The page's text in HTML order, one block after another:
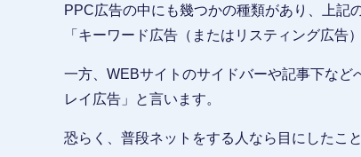
PPC広告の中にも幾つかの種類があり、上記
「キーワード広告（またはリスティング広告
一方、WEBサイトのサイドバーや記事下な
レイ広告」と言います。
恐らく、普段ネットをする人なら目にしたこ